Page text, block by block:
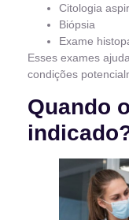
Citologia
Biópsia
Exame
Esses exames
condições
Quando